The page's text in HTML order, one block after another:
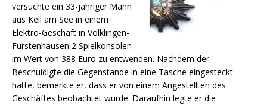
versuchte ein 33-jähriger Mann
aus Kell am See in einem
Elektro-Geschäft in Völklingen-
Fürstenhausen 2 Spielkonsolen
im Wert von 388 Euro zu entwenden. Nachdem der
Beschuldigte die Gegenstände in eine Tasche eingesteckt
hatte, bemerkte er, dass er von einem Angestellten des
Geschäftes beobachtet wurde. Daraufhin legte er die